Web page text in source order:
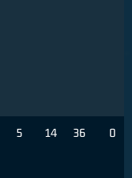
5 14 36 0